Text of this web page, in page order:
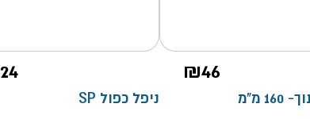
₪46
מ"מ
24
ניפל כפול SP